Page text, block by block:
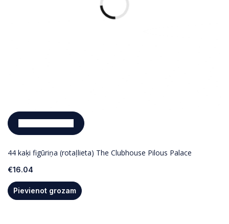
44 kaķi figūriņa (rotaļlieta) The Clubhouse Pilous Palace
€16.04
Pievienot grozam